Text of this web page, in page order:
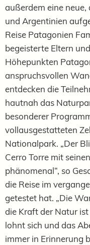
außerdem eine
und Argentinien
Reise Patagonien
begeisterte Eltern
Höhepunkten
anspruchsvollen
entdecken die
hautnah das
besonderer
vollausgestatteten
Nationalpark. „Der
Cerro Torre mit
phänomenal“, so
die Reise im
getestet hat. „Die
die Kraft der Natur
lohnt sich und das
immer in Erinnerung